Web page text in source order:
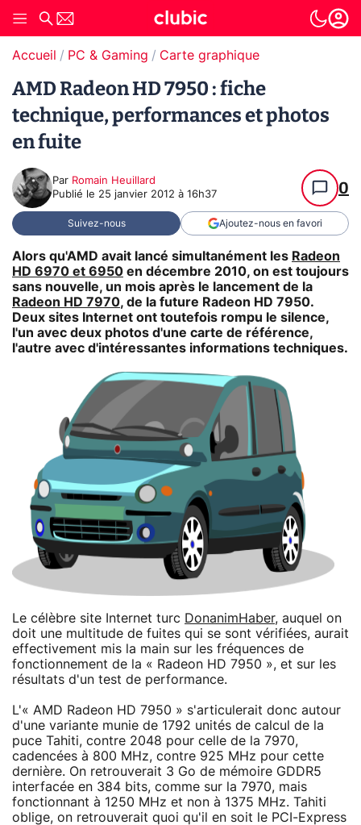
Accueil PC & Gaming Carte graphique
AMD Radeon HD 7950 : fiche
technique, performances et photos
en fuite
Par Romain Heuillard
Publié le 25 janvier 2012 à 16h37 0
Suivez-nous Ajoutez-nous en favori
Alors qu'AMD avait lancé simultanément les Radeon
HD 6970 et 6950 en décembre 2010, on est toujours
sans nouvelle, un mois après le lancement de la
Radeon HD 7970, de la future Radeon HD 7950.
Deux sites Internet ont toutefois rompu le silence,
l'un avec deux photos d'une carte de référence,
l'autre avec d'intéressantes informations techniques.
Le célèbre site Internet turc DonanimHaber, auquel on
doit une multitude de fuites qui se sont vérifiées, aurait
effectivement mis la main sur les fréquences de
fonctionnement de la « Radeon HD 7950 », et sur les
résultats d'un test de performance.
L'« AMD Radeon HD 7950 » s'articulerait donc autour
d'une variante munie de 1792 unités de calcul de la
puce Tahiti, contre 2048 pour celle de la 7970,
cadencées à 800 MHz, contre 925 MHz pour cette
dernière. On retrouverait 3 Go de mémoire GDDR5
interfacée en 384 bits, comme sur la 7970, mais
fonctionnant à 1250 MHz et non à 1375 MHz. Tahiti
oblige, on retrouverait quoi qu'il en soit le PCI-Express